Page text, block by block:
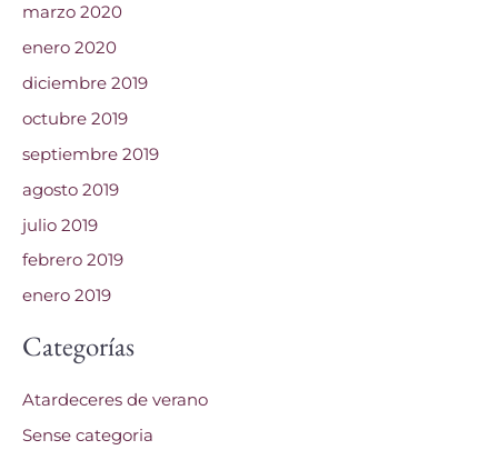
marzo 2020
enero 2020
diciembre 2019
octubre 2019
septiembre 2019
agosto 2019
julio 2019
febrero 2019
enero 2019
Categorías
Atardeceres de verano
Sense categoria